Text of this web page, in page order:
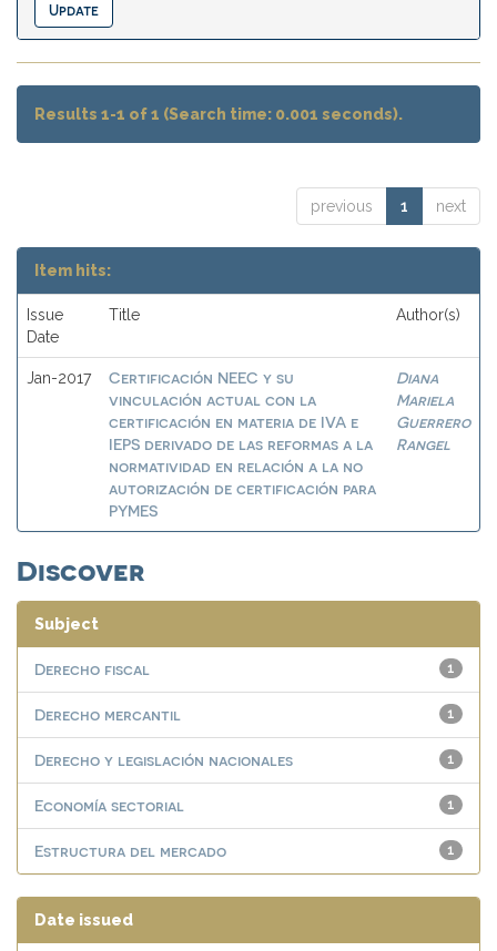
Results 1-1 of 1 (Search time: 0.001 seconds).
previous 1 next
Item hits:
Issue
Date
Title Author(s)
Jan-2017
Certificación NEEC y su
vinculación actual con la
certificación en materia de IVA e
IEPS derivado de las reformas a la
normatividad en relación a la no
autorización de certificación para
PYMES
Diana
Mariela
Guerrero
Rangel
Discover
Subject
1
Derecho fiscal
1
Derecho mercantil
1
Derecho y legislación nacionales
1
Economía sectorial
1
Estructura del mercado
Date issued